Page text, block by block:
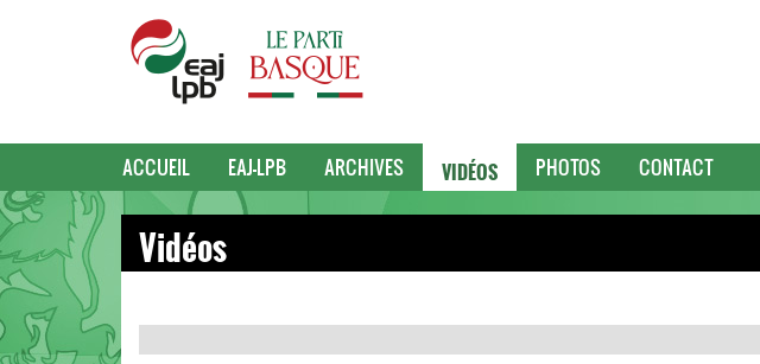
ACCUEIL EAJ-LPB ARCHIVES VIDÉOS PHOTOS CONTACT
Vidéos